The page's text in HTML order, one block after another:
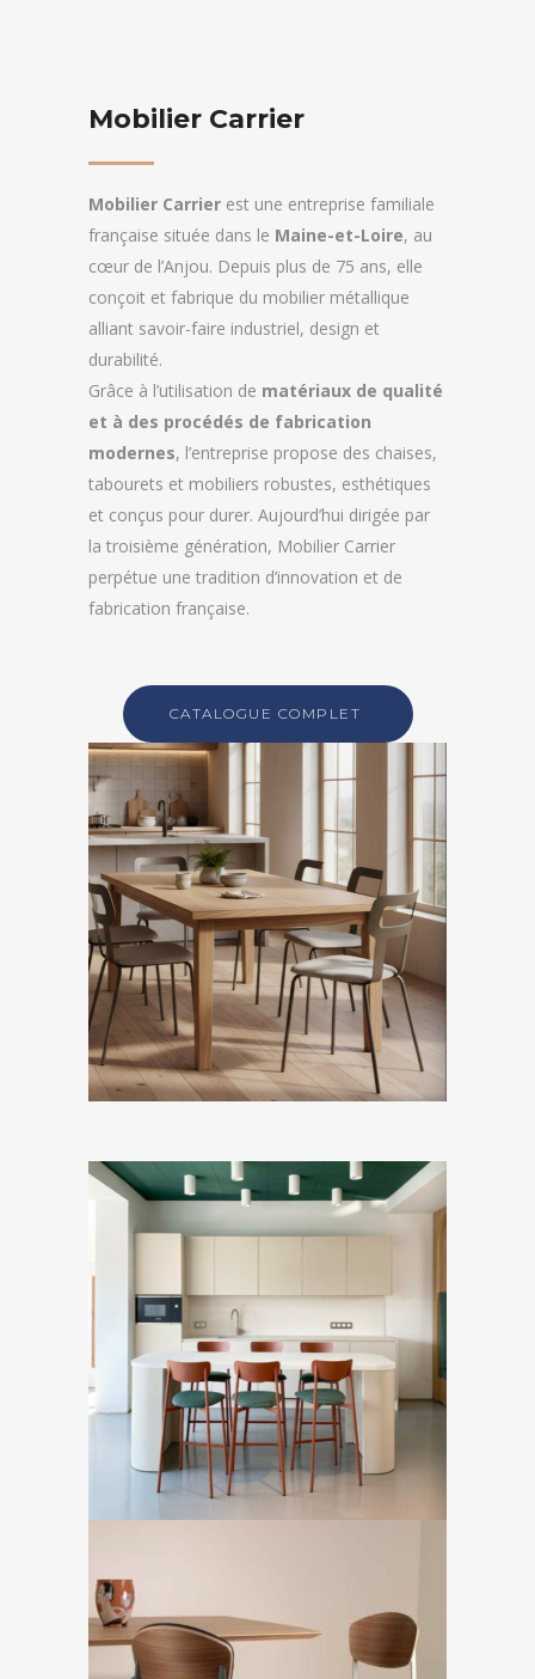
Mobilier Carrier
Mobilier Carrier est une entreprise familiale
française située dans le Maine-et-Loire, au
cœur de l’Anjou. Depuis plus de 75 ans, elle
conçoit et fabrique du mobilier métallique
alliant savoir-faire industriel, design et
durabilité.
Grâce à l’utilisation de matériaux de qualité
et à des procédés de fabrication
modernes, l’entreprise propose des chaises,
tabourets et mobiliers robustes, esthétiques
et conçus pour durer. Aujourd’hui dirigée par
la troisième génération, Mobilier Carrier
perpétue une tradition d’innovation et de
fabrication française.
CATALOGUE COMPLET